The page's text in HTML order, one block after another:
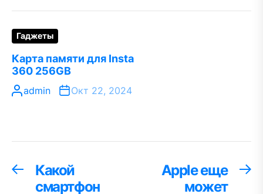
Гаджеты
Карта памяти для Insta
360 256GB
admin Окт 22, 2024
Навигация
Предыдущая
запись:
Какой
смартфон
Apple еще
может